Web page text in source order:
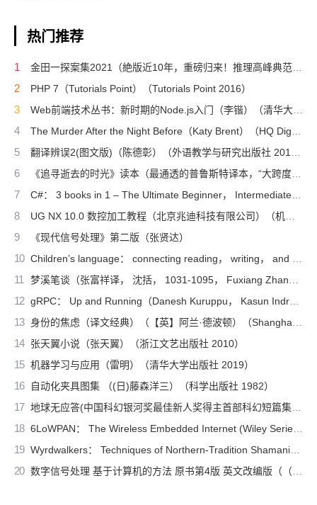
Kaldera）（2013）
热门推荐
1 金田一探案集2021（絶版近10年，重磅归来！推理高峰典范，江户川乱步、青山刚昌推荐。惊骇悬念+诡秘人性，入坑推理佳选，一套10本过足瘾！精美和风装帧，日本系列销量超5500万册）（横沟正史）（壹页科技 2021）
2 PHP 7（Tutorials Point）（Tutorials Point 2016）
3 Web前端技术丛书：新时期的Node.js入门（李锴）（清华大学出版社 2017）
4 The Murder After the Night Before（Katy Brent）（HQ Digital 2024）
5 翻译辨误2(图文版)（陈德彰）（外语教学与研究出版社 2011）
6 《追寻逝去的时光》读本（最通透的普鲁斯特译本，“大跨度”节选七卷本，一字不易；附赠《普罗斯特纸上展览》）（【法】马塞尔•普鲁斯特，周克希译）（广西师范大学出版社 2015）
7 C#： 3 books in 1 – The Ultimate Beginner， Intermediate & Advanced Guides to Master C# Programming Quickly with No Experience（Mark Reed）（2022）
8 UG NX 10.0 数控加工教程（北京兆迪科技有限公司）（机械工业出版社 2016）
9 《现代信号处理》第二版（张贤达）
10 Children’s language： connecting reading， writing， and talk（Judith Wells Lindfors）（Teachers College Press 2008）
11 梦溪笔谈（张富祥译， 沈括， 1031-1095， Fuxiang Zhang）（北京：中华书局 2009）
12 gRPC： Up and Running（Danesh Kuruppu， Kasun Indrasiri）（O’Reilly Media 2020）
13 身份的焦虑（译文经典）（【英】阿兰·德波顿）（Shanghai Translation Publishing House 2018）
14 张天翼小说（张天翼）（浙江文艺出版社 2010）
15 机器学习与应用（雷明）（清华大学出版社 2019）
16 自动化夹具图集 （(日)藤森洋三）（科学出版社 1982）
17 地球无应答(中国科幻银河奖最佳新人奖得主首部科幻短篇集！改良基因会不会带来灾难？置身未来，看时间空间合伙变魔术！)（王诺诺 [王诺诺]）（湖南文艺出版社 2019）
18 6LoWPAN： The Wireless Embedded Internet (Wiley Series on Communications Networking & Distributed Systems)（Zach Shelby， Carsten Bormann）（Wiley 2010）
19 Wyrdwalkers： Techniques of Northern-Tradition Shamanism（Raven Kaldera）（2013）
20 数字信号处理 基于计算机的方法 原书第4版 英文改编版（（美）桑吉特·米特拉著；阔永红改编）（北京：电子工业出版社 2011）